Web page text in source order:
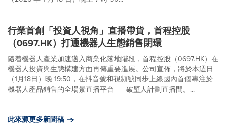
行業首創「投資人視角」直播帶貨，首程控股
（0697.HK）打通機器人生態銷售閉環
隨着機器人產業加速邁入商業化落地階段，首程控股（0697.HK）在
機器人投資與生態構建方面再傳重要進展。公司宣佈，將於本週日
（1月18日）晚 19:50，在抖音號和視頻號同步上線國內首個專注於
機器人產品銷售的全場景直播平台——破壁人計劃直播間。...
此來源更多新聞稿